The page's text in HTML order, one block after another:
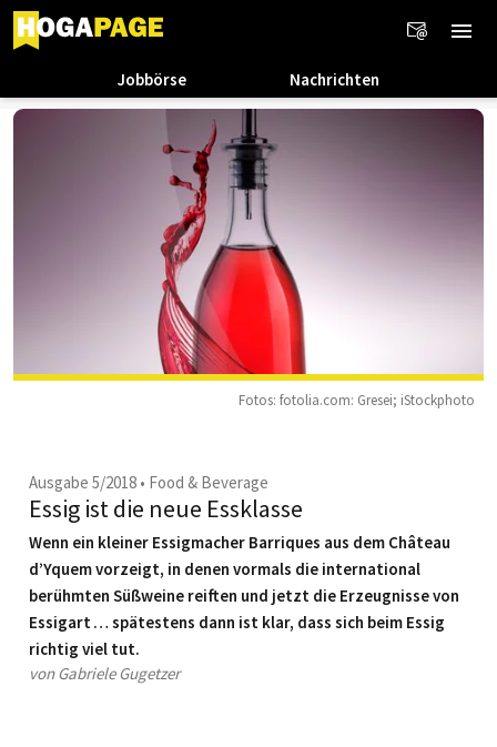
Jobbörse Nachrichten
Fotos: fotolia.com: Gresei; iStockphoto
Ausgabe 5/2018 • Food & Beverage
Essig ist die neue Essklasse
Wenn ein kleiner Essigmacher Barriques aus dem Château
d’Yquem vorzeigt, in denen vormals die international
berühmten Süßweine reiften und jetzt die Erzeugnisse von
Essigart … spätestens dann ist klar, dass sich beim Essig
richtig viel tut.
von Gabriele Gugetzer